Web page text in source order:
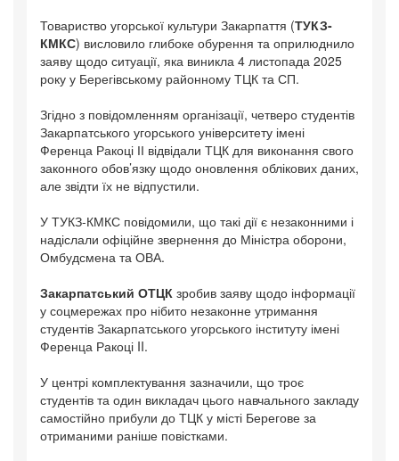
Товариство угорської культури Закарпаття (ТУКЗ-
КМКС) висловило глибоке обурення та оприлюднило
заяву щодо ситуації, яка виникла 4 листопада 2025
року у Берегівському районному ТЦК та СП.
Згідно з повідомленням організації, четверо студентів
Закарпатського угорського університету імені
Ференца Ракоці ІІ відвідали ТЦК для виконання свого
законного обов’язку щодо оновлення облікових даних,
але звідти їх не відпустили.
У ТУКЗ-КМКС повідомили, що такі дії є незаконними і
надіслали офіційне звернення до Міністра оборони,
Омбудсмена та ОВА.
Закарпатський ОТЦК зробив заяву щодо інформації
у соцмережах про нібито незаконне утримання
студентів Закарпатського угорського інституту імені
Ференца Ракоці II.
У центрі комплектування зазначили, що троє
студентів та один викладач цього навчального закладу
самостійно прибули до ТЦК у місті Берегове за
отриманими раніше повістками.